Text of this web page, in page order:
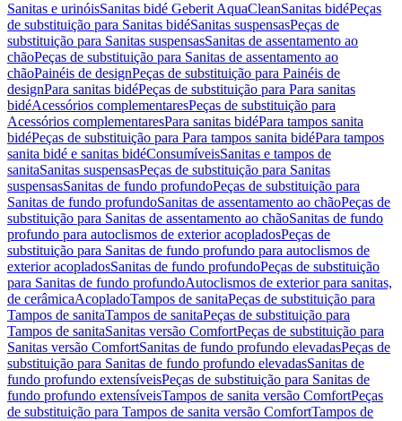
Sanitas e urinóisSanitas bidé Geberit AquaCleanSanitas bidéPeças
de substituição para Sanitas bidéSanitas suspensasPeças de
substituição para Sanitas suspensasSanitas de assentamento ao
chãoPeças de substituição para Sanitas de assentamento ao
chãoPainéis de designPeças de substituição para Painéis de
designPara sanitas bidéPeças de substituição para Para sanitas
bidéAcessórios complementaresPeças de substituição para
Acessórios complementaresPara sanitas bidéPara tampos sanita
bidéPeças de substituição para Para tampos sanita bidéPara tampos
sanita bidé e sanitas bidéConsumíveisSanitas e tampos de
sanitaSanitas suspensasPeças de substituição para Sanitas
suspensasSanitas de fundo profundoPeças de substituição para
Sanitas de fundo profundoSanitas de assentamento ao chãoPeças de
substituição para Sanitas de assentamento ao chãoSanitas de fundo
profundo para autoclismos de exterior acopladosPeças de
substituição para Sanitas de fundo profundo para autoclismos de
exterior acopladosSanitas de fundo profundoPeças de substituição
para Sanitas de fundo profundoAutoclismos de exterior para sanitas,
de cerâmicaAcopladoTampos de sanitaPeças de substituição para
Tampos de sanitaTampos de sanitaPeças de substituição para
Tampos de sanitaSanitas versão ComfortPeças de substituição para
Sanitas versão ComfortSanitas de fundo profundo elevadasPeças de
substituição para Sanitas de fundo profundo elevadasSanitas de
fundo profundo extensíveisPeças de substituição para Sanitas de
fundo profundo extensíveisTampos de sanita versão ComfortPeças
de substituição para Tampos de sanita versão ComfortTampos de